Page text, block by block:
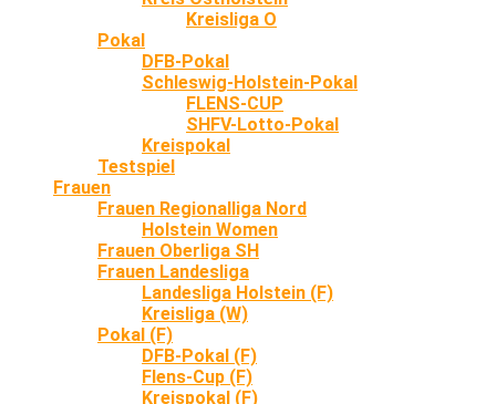
Kreisliga O
Pokal
DFB-Pokal
Schleswig-Holstein-Pokal
FLENS-CUP
SHFV-Lotto-Pokal
Kreispokal
Testspiel
Frauen
Frauen Regionalliga Nord
Holstein Women
Frauen Oberliga SH
Frauen Landesliga
Landesliga Holstein (F)
Kreisliga (W)
Pokal (F)
DFB-Pokal (F)
Flens-Cup (F)
Kreispokal (F)